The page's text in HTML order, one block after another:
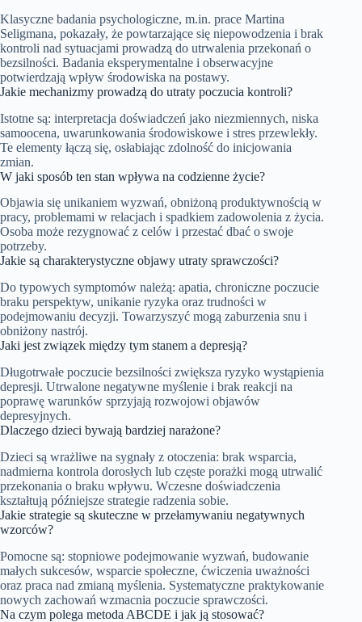
Klasyczne badania psychologiczne, m.in. prace Martina
Seligmana, pokazały, że powtarzające się niepowodzenia i brak
kontroli nad sytuacjami prowadzą do utrwalenia przekonań o
bezsilności. Badania eksperymentalne i obserwacyjne
potwierdzają wpływ środowiska na postawy.
Jakie mechanizmy prowadzą do utraty poczucia kontroli?
Istotne są: interpretacja doświadczeń jako niezmiennych, niska
samoocena, uwarunkowania środowiskowe i stres przewlekły.
Te elementy łączą się, osłabiając zdolność do inicjowania
zmian.
W jaki sposób ten stan wpływa na codzienne życie?
Objawia się unikaniem wyzwań, obniżoną produktywnością w
pracy, problemami w relacjach i spadkiem zadowolenia z życia.
Osoba może rezygnować z celów i przestać dbać o swoje
potrzeby.
Jakie są charakterystyczne objawy utraty sprawczości?
Do typowych symptomów należą: apatia, chroniczne poczucie
braku perspektyw, unikanie ryzyka oraz trudności w
podejmowaniu decyzji. Towarzyszyć mogą zaburzenia snu i
obniżony nastrój.
Jaki jest związek między tym stanem a depresją?
Długotrwałe poczucie bezsilności zwiększa ryzyko wystąpienia
depresji. Utrwalone negatywne myślenie i brak reakcji na
poprawę warunków sprzyjają rozwojowi objawów
depresyjnych.
Dlaczego dzieci bywają bardziej narażone?
Dzieci są wrażliwe na sygnały z otoczenia: brak wsparcia,
nadmierna kontrola dorosłych lub częste porażki mogą utrwalić
przekonania o braku wpływu. Wczesne doświadczenia
kształtują późniejsze strategie radzenia sobie.
Jakie strategie są skuteczne w przełamywaniu negatywnych
wzorców?
Pomocne są: stopniowe podejmowanie wyzwań, budowanie
małych sukcesów, wsparcie społeczne, ćwiczenia uważności
oraz praca nad zmianą myślenia. Systematyczne praktykowanie
nowych zachowań wzmacnia poczucie sprawczości.
Na czym polega metoda ABCDE i jak ją stosować?